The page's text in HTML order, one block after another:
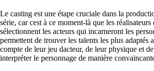
Le casting est une étape cruciale dans la
série, car cest à ce moment-là que les
sélectionnent les acteurs qui incarneront les
permettent de trouver les talents les plus adaptés
compte de leur jeu dacteur, de leur physique et
interpréter le personnage de manière